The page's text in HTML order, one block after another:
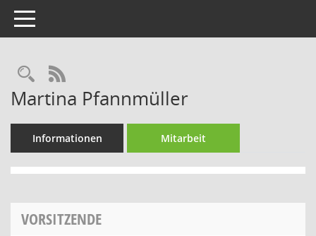
Toggle navigation
Rechercheauswahl
RSS-Feed
Martina Pfannmüller
Informationen Mitarbeit
VORSITZENDE